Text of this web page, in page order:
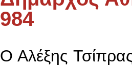
984
Ο Αλέξης